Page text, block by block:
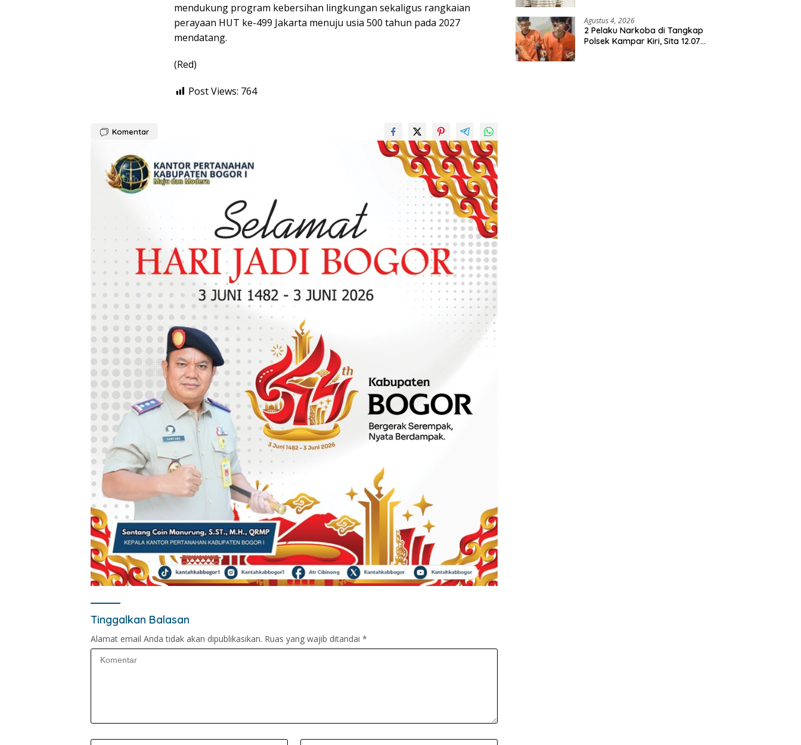
mendukung program kebersihan lingkungan sekaligus rangkaian
perayaan HUT ke-499 Jakarta menuju usia 500 tahun pada 2027
mendatang.
(Red)
Post Views: 764
Komentar
Tinggalkan Balasan
Alamat email Anda tidak akan dipublikasikan. Ruas yang wajib ditandai *
Agustus 4, 2026
2 Pelaku Narkoba di Tangkap
Polsek Kampar Kiri, Sita 12.07